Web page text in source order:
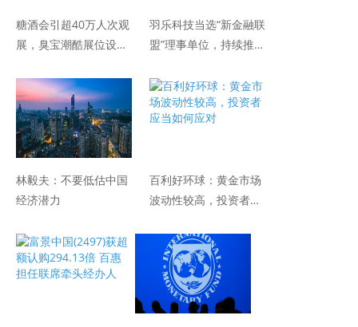
糖酒会引超40万人次观
展，臭宝潮酷展位设计
羽乐科技当选“新金融联
盟”理事单位，持续推动
林毅夫：不要低估中国
经济潜力
百利好环球：黄金市场
波动性较高，投资者应